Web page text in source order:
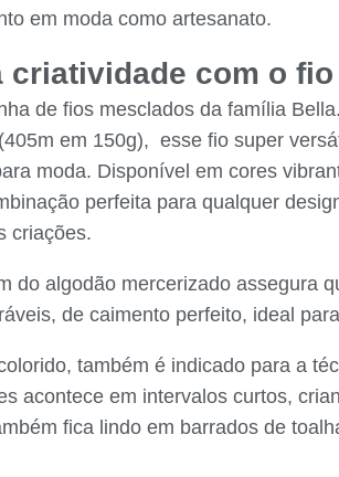
em moda como artesanato.
criatividade com o
de fios mesclados da família
em 150g), esse fio super
moda. Disponível em cores
perfeita para qualquer
criações.
do algodão mercerizado assegura
de caimento perfeito, ideal
também é indicado para a
acontece em intervalos curtos,
fica lindo em barrados de